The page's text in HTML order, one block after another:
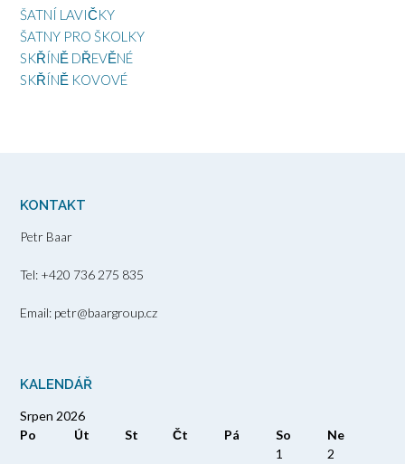
ŠATNÍ LAVIČKY
ŠATNY PRO ŠKOLKY
SKŘÍNĚ DŘEVĚNÉ
SKŘÍNĚ KOVOVÉ
KONTAKT
Petr Baar
Tel: +420 736 275 835
Email: petr@baargroup.cz
KALENDÁŘ
Srpen 2026
Po
Út St Čt Pá So Ne
1
2